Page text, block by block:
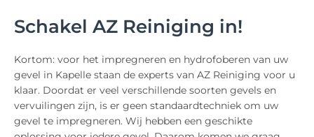
Schakel AZ Reiniging in!
Kortom: voor het impregneren en hydrofoberen van uw
gevel in Kapelle staan de experts van AZ Reiniging voor u
klaar. Doordat er veel verschillende soorten gevels en
vervuilingen zijn, is er geen standaardtechniek om uw
gevel te impregneren. Wij hebben een geschikte